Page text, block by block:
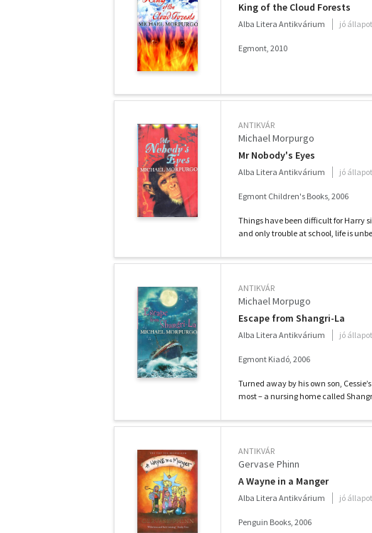
King of the Cloud Forests
Alba Litera Antikvárium jó
Egmont, 2010
ANTIKVÁR
Michael Morpurgo
Mr Nobody's Eyes
Alba Litera Antikvárium jó
Egmont Children's Books, 2006
Things have been difficult for Harry
and only trouble at school, life is
ANTIKVÁR
Michael Morpugo
Escape from Shangri-La
Alba Litera Antikvárium jó
Egmont Kiadó, 2006
Turned away by his own son,
most – a nursing home called
ANTIKVÁR
Gervase Phinn
A Wayne in a Manger
Alba Litera Antikvárium jó
Penguin Books, 2006